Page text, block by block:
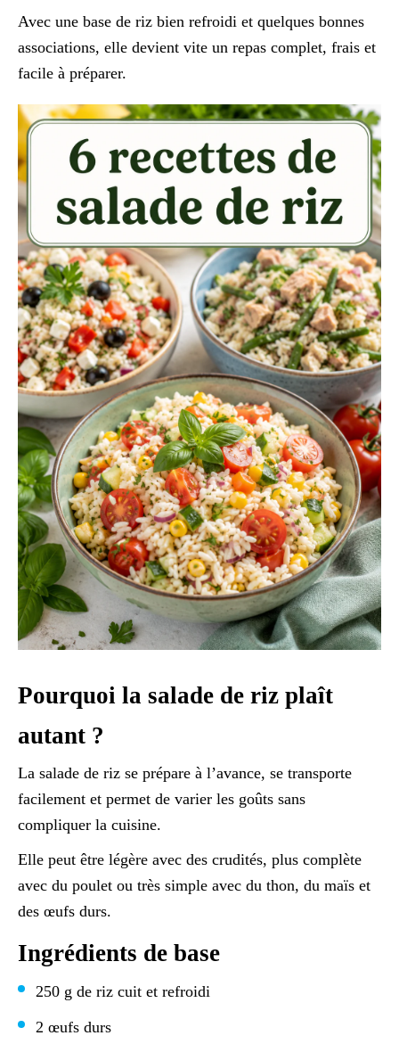
Avec une base de riz bien refroidi et quelques bonnes
associations, elle devient vite un repas complet, frais et
facile à préparer.
Pourquoi la salade de riz plaît
autant ?
La salade de riz se prépare à l’avance, se transporte
facilement et permet de varier les goûts sans
compliquer la cuisine.
Elle peut être légère avec des crudités, plus complète
avec du poulet ou très simple avec du thon, du maïs et
des œufs durs.
Ingrédients de base
250 g de riz cuit et refroidi
2 œufs durs